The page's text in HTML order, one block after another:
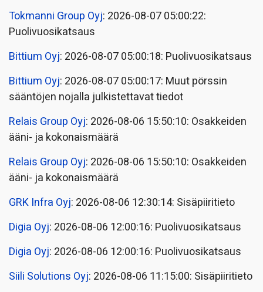
Tokmanni Group Oyj: 2026-08-07 05:00:22:
Puolivuosikatsaus
Bittium Oyj: 2026-08-07 05:00:18: Puolivuosikatsaus
Bittium Oyj: 2026-08-07 05:00:17: Muut pörssin
sääntöjen nojalla julkistettavat tiedot
Relais Group Oyj: 2026-08-06 15:50:10: Osakkeiden
ääni- ja kokonaismäärä
Relais Group Oyj: 2026-08-06 15:50:10: Osakkeiden
ääni- ja kokonaismäärä
GRK Infra Oyj: 2026-08-06 12:30:14: Sisäpiiritieto
Digia Oyj: 2026-08-06 12:00:16: Puolivuosikatsaus
Digia Oyj: 2026-08-06 12:00:16: Puolivuosikatsaus
Siili Solutions Oyj: 2026-08-06 11:15:00: Sisäpiiritieto